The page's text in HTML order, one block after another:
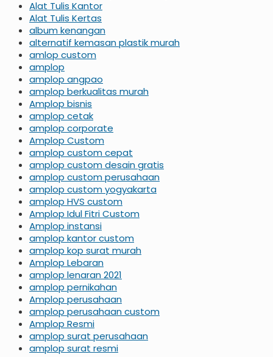
Alat Tulis Kantor
Alat Tulis Kertas
album kenangan
alternatif kemasan plastik murah
amlop custom
amplop
amplop angpao
amplop berkualitas murah
Amplop bisnis
amplop cetak
amplop corporate
Amplop Custom
amplop custom cepat
amplop custom desain gratis
amplop custom perusahaan
amplop custom yogyakarta
amplop HVS custom
Amplop Idul Fitri Custom
Amplop instansi
amplop kantor custom
amplop kop surat murah
Amplop Lebaran
amplop lenaran 2021
amplop pernikahan
Amplop perusahaan
amplop perusahaan custom
Amplop Resmi
amplop surat perusahaan
amplop surat resmi